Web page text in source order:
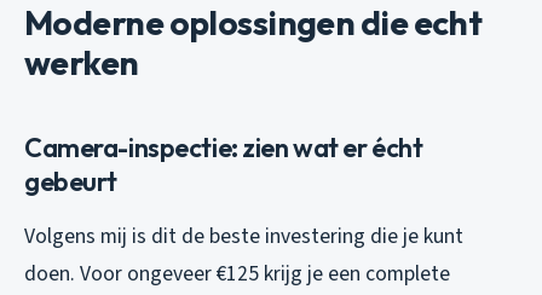
Moderne oplossingen die echt
werken
Camera-inspectie: zien wat er écht
gebeurt
Volgens mij is dit de beste investering die je kunt
doen. Voor ongeveer €125 krijg je een complete